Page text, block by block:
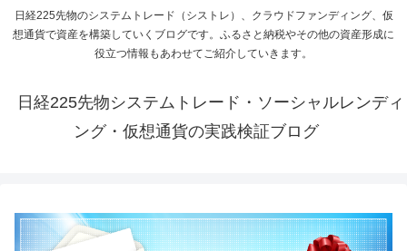
日経225先物のシステムトレード（シストレ）、クラウドファンディング、仮
想通貨で資産を構築していくブログです。ふるさと納税やその他の資産形成に
役立つ情報もあわせてご紹介していきます。
日経225先物システムトレード・ソーシャルレンディ
ング・仮想通貨の実践検証ブログ